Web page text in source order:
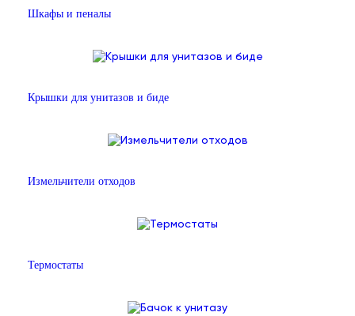
Шкафы и пеналы
Крышки для унитазов и биде
Измельчители отходов
Термостаты